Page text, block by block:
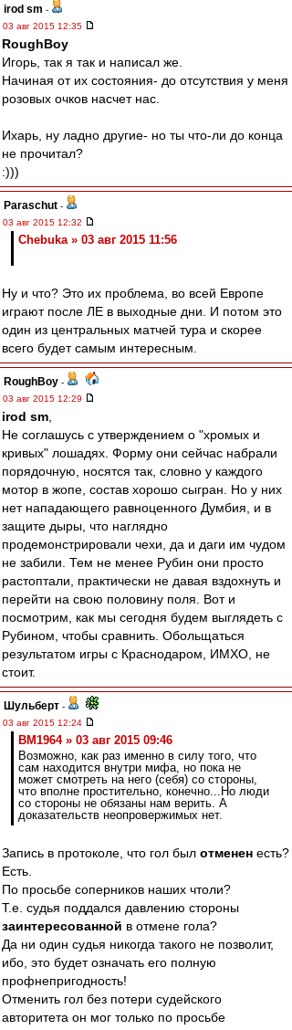
irod sm -
03 авг 2015 12:35
RoughBoy
Игорь, так я так и написал же.
Начиная от их состояния- до отсутствия у меня
розовых очков насчет нас.
Ихарь, ну ладно другие- но ты что-ли до конца
не прочитал?
:)))
Paraschut -
03 авг 2015 12:32
Chebuka » 03 авг 2015 11:56
Ну и что? Это их проблема, во всей Европе
играют после ЛЕ в выходные дни. И потом это
один из центральных матчей тура и скорее
всего будет самым интересным.
RoughBoy -
03 авг 2015 12:29
irod sm
Не соглашусь с утверждением о "хромых и
кривых" лошадях. Форму они сейчас набрали
порядочную, носятся так, словно у каждого
мотор в жопе, состав хорошо сыгран. Но у них
нет нападающего равноценного Думбия, и в
защите дыры, что наглядно
продемонстрировали чехи, да и даги им чудом
не забили. Тем не менее Рубин они просто
растоптали, практически не давая вздохнуть и
перейти на свою половину поля. Вот и
посмотрим, как мы сегодня будем выглядеть с
Рубином, чтобы сравнить. Обольщаться
результатом игры с Краснодаром, ИМХО, не
стоит.
Шульберт -
03 авг 2015 12:24
BM1964 » 03 авг 2015 09:46
Возможно, как раз именно в силу того, что
сам находится внутри мифа, но пока не
может смотреть на него (себя) со стороны,
что вполне простительно, конечно...Но люди
со стороны не обязаны нам верить. А
доказательств неопровержимых нет.
Запись в протоколе, что гол был отменен есть?
Есть.
По просьбе соперников наших чтоли?
Т.е. судья поддался давлению стороны
заинтересованной в отмене гола?
Да ни один судья никогда такого не позволит,
ибо, это будет означать его полную
профнепригодность!
Отменить гол без потери судейского
авторитета он мог только по просьбе